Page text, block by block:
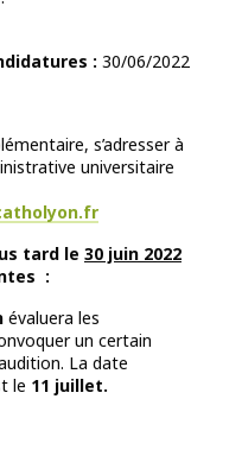
: 30/06/2022
s’adresser à
universitaire
tard le 30 juin 2022
:
évaluera les
un certain
La date
le 11 juillet.